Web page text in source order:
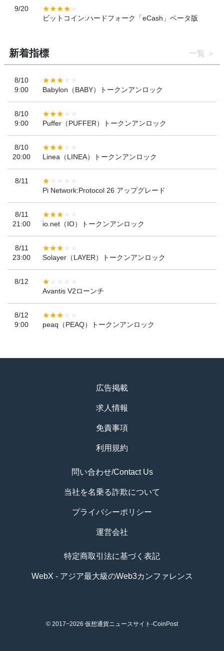
9/20
ビットコイン:ハードフォーク「eCash」ベータ版
新着指標 一覧
8/10
9:00
Babylon（BABY）トークンアンロック
8/10
9:00
Puffer（PUFFER）トークンアンロック
8/10
20:00
Linea（LINEA）トークンアンロック
8/11
Pi Network:Protocol 26 アップグレード
8/11
21:00
io.net（IO）トークンアンロック
8/11
23:00
Solayer（LAYER）トークンアンロック
8/12
Avantis V2ローンチ
8/12
9:00
peaq（PEAQ）トークンアンロック
広告掲載
求人情報
免責事項
利用規約
問い合わせ/Contact Us
当社を名乗る詐欺について
プライバシーポリシー
運営会社
特定商取引法に基づく表記
WebX - アジア最大級のWeb3カンファレンス
© 2017−2026 仮想通貨ニュースサイト-CoinPost